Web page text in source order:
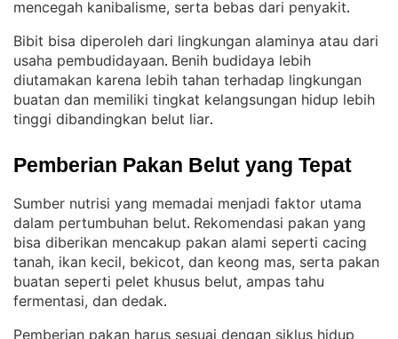
mencegah kanibalisme, serta bebas dari penyakit.
Bibit bisa diperoleh dari lingkungan alaminya atau dari
usaha pembudidayaan. Benih budidaya lebih
diutamakan karena lebih tahan terhadap lingkungan
buatan dan memiliki tingkat kelangsungan hidup lebih
tinggi dibandingkan belut liar.
Pemberian Pakan Belut yang Tepat
Sumber nutrisi yang memadai menjadi faktor utama
dalam pertumbuhan belut. Rekomendasi pakan yang
bisa diberikan mencakup pakan alami seperti cacing
tanah, ikan kecil, bekicot, dan keong mas, serta pakan
buatan seperti pelet khusus belut, ampas tahu
fermentasi, dan dedak.
Pemberian pakan harus sesuai dengan siklus hidup